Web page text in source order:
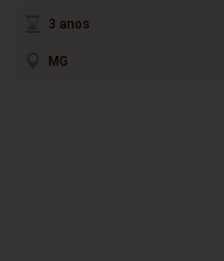
3 anos
MG